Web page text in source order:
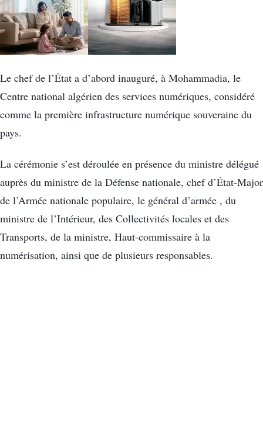
Le chef de l’État a d’abord inauguré, à Mohammadia, le
Centre national algérien des services numériques, considéré
comme la première infrastructure numérique souveraine du
pays.
La cérémonie s’est déroulée en présence du ministre délégué
auprès du ministre de la Défense nationale, chef d’État-Major
de l’Armée nationale populaire, le général d’armée , du
ministre de l’Intérieur, des Collectivités locales et des
Transports, de la ministre, Haut-commissaire à la
numérisation, ainsi que de plusieurs responsables.